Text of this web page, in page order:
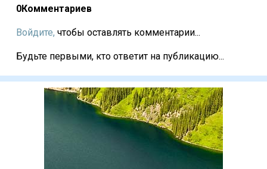
0Комментариев
Войдите, чтобы оставлять комментарии...
Будьте первыми, кто ответит на публикацию...